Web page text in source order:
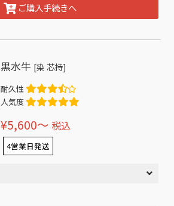
ご購入手続きへ
黒水牛 [染 芯持]
耐久性
人気度
¥5,600〜 税込
4営業日発送